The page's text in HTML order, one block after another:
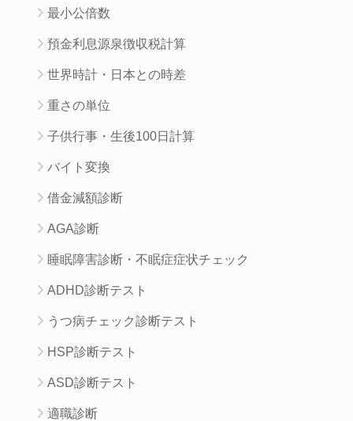
最小公倍数
預金利息源泉徴収税計算
世界時計・日本との時差
重さの単位
子供行事・生後100日計算
バイト変換
借金減額診断
AGA診断
睡眠障害診断・不眠症症状チェック
ADHD診断テスト
うつ病チェック診断テスト
HSP診断テスト
ASD診断テスト
適職診断